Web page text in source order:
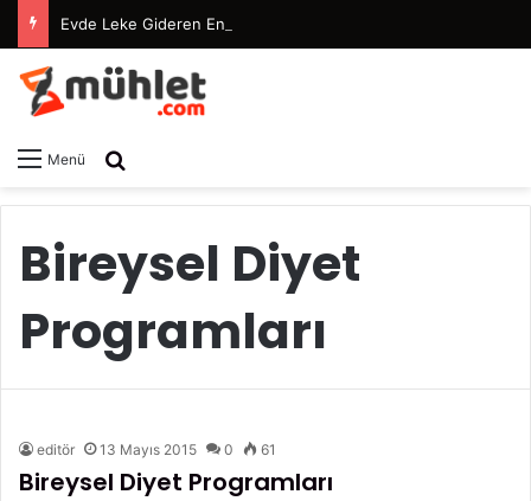
Evde Leke Gideren En Etkili Maske Tarifleri
Menü
Bireysel Diyet
Programları
editör 13 Mayıs 2015 0 61
Bireysel Diyet Programları